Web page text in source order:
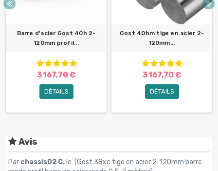
Barre d'acier Gost 40h 2-
120mm profil...
3 167,70 €
DÉTAILS
Gost 40hm tige en acier 2-
120mm...
3 167,70 €
DÉTAILS
Avis
Par chassis02 C. le (Gost 38xc tige en acier 2-120mm barre